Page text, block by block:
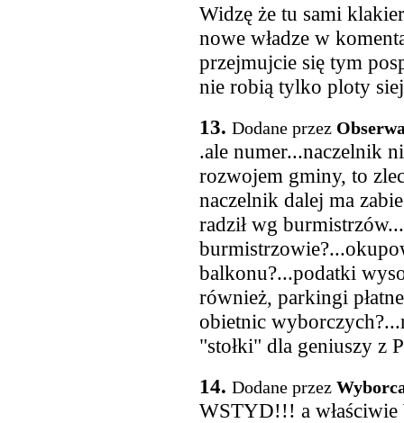
Widzę że tu sami
nowe władze w
przejmujcie się tym
nie robią tylko ploty
13. Dodane przez
.ale numer...naczelnik
rozwojem gminy, to
naczelnik dalej ma
radził wg
balkonu?...podatki
również, parkingi
obietnic
"stołki" dla geniuszy z
14. Dodane przez
WSTYD!!! a